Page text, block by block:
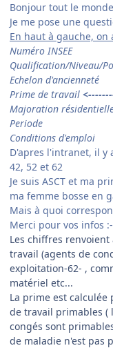
Bonjour tout le
Je me pose une
En haut à gauche, on
Numéro INSEE
Qualification/Niveau/
Echelon d'ancienneté
Prime de travail
Majoration
Periode
Conditions d'emploi
D'apres l'intranet, il y
42, 52 et 62
Je suis ASCT et ma
ma femme bosse en
Mais à quoi
Merci pour vos infos
Les chiffres
travail (agents de
exploitation-62- ,
matériel etc...
La prime est
de travail primables (
congés sont
de maladie n'est pas